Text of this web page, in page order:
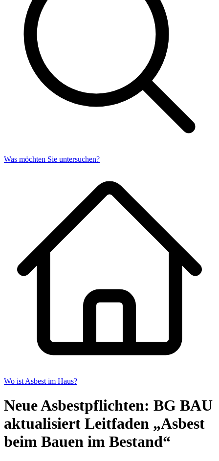
Was möchten Sie untersuchen?
Wo ist Asbest im Haus?
Neue Asbestpflichten: BG BAU
aktualisiert Leitfaden „Asbest
beim Bauen im Bestand“